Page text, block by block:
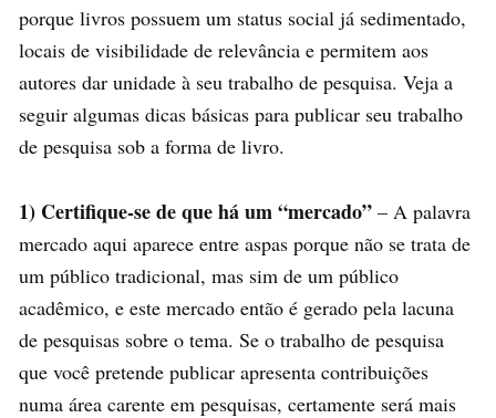
porque livros possuem um status social já sedimentado,
locais de visibilidade de relevância e permitem aos
autores dar unidade à seu trabalho de pesquisa. Veja a
seguir algumas dicas básicas para publicar seu trabalho
de pesquisa sob a forma de livro.
1) Certifique-se de que há um “mercado” – A palavra
mercado aqui aparece entre aspas porque não se trata de
um público tradicional, mas sim de um público
acadêmico, e este mercado então é gerado pela lacuna
de pesquisas sobre o tema. Se o trabalho de pesquisa
que você pretende publicar apresenta contribuições
numa área carente em pesquisas, certamente será mais